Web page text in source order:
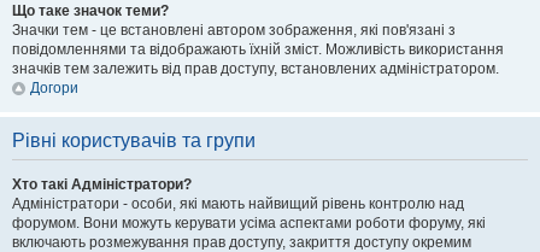
Що таке значок теми?
Значки тем - це встановлені автором зображення, які пов'язані з
повідомленнями та відображають їхній зміст. Можливість використання
значків тем залежить від прав доступу, встановлених адміністратором.
Догори
Рівні користувачів та групи
Хто такі Адміністратори?
Адміністратори - особи, які мають найвищий рівень контролю над
форумом. Вони можуть керувати усіма аспектами роботи форуму, які
включають розмежування прав доступу, закриття доступу окремим